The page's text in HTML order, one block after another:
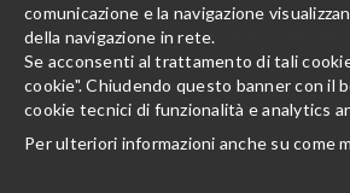
Area Stampa
Preferenze cookie
comunicazione e la navigazione
della navigazione in rete.
Se acconsenti al trattamento di tali
cookie". Chiudendo questo banner con
cookie tecnici di funzionalità e analytics
Per ulteriori informazioni anche su come